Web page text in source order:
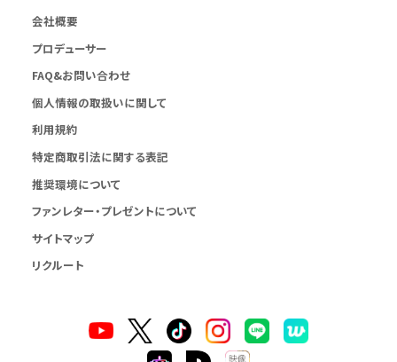
会社概要
プロデューサー
FAQ&お問い合わせ
個人情報の取扱いに関して
利用規約
特定商取引法に関する表記
推奨環境について
ファンレター・プレゼントについて
サイトマップ
リクルート